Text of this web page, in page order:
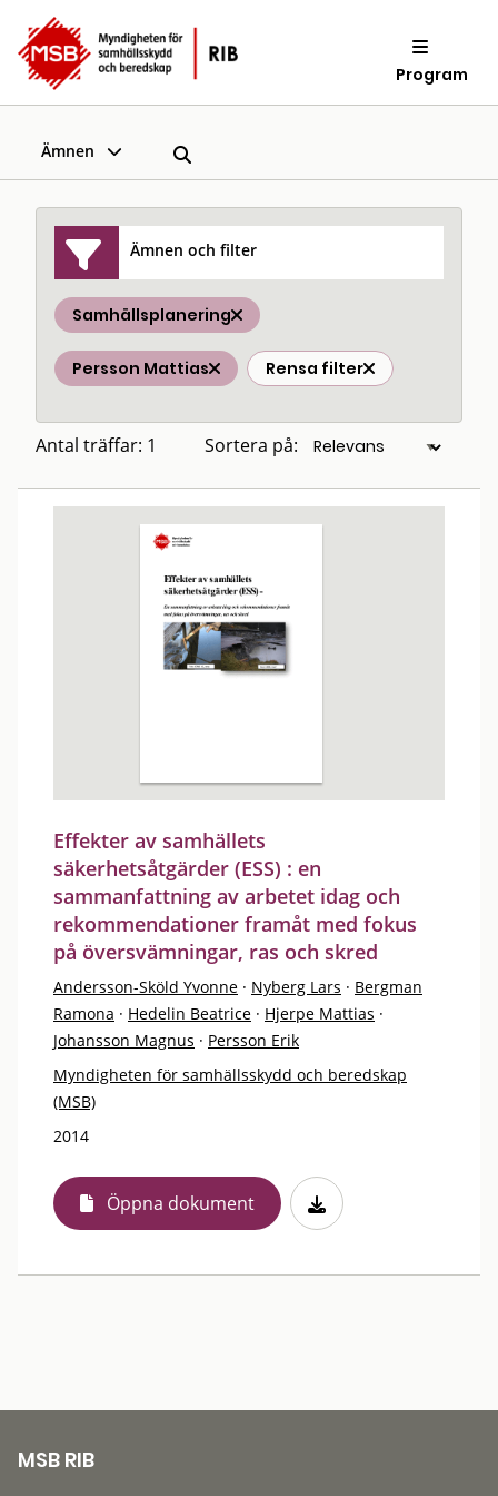
Program
Ämnen
Ämnen och filter
Samhällsplanering
Persson Mattias Rensa filter
Antal träffar: 1 Sortera på:
Effekter av samhällets
säkerhetsåtgärder (ESS) : en
sammanfattning av arbetet idag och
rekommendationer framåt med fokus
på översvämningar, ras och skred
Andersson-Sköld Yvonne · Nyberg Lars · Bergman
Ramona · Hedelin Beatrice · Hjerpe Mattias ·
Johansson Magnus · Persson Erik
Myndigheten för samhällsskydd och beredskap
(MSB)
2014
Öppna dokument
MSB RIB